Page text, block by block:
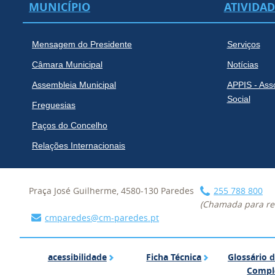
MUNICÍPIO
Mensagem do Presidente
Câmara Municipal
Assembleia Municipal
Freguesias
Paços do Concelho
Relações Internacionais
Serviços
Notícias
APPIS -
Social
Praça José Guilherme, 4580-130 Paredes
255 788 800
(Chamada para
cmparedes@cm-paredes.pt
acessibilidade
acessibilidade Ficha Técnica
Ficha Técnica
Glossário